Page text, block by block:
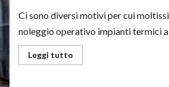
Ci sono diversi motivi per cui
noleggio operativo impianti termici a
Leggi tuttoLeggi
di